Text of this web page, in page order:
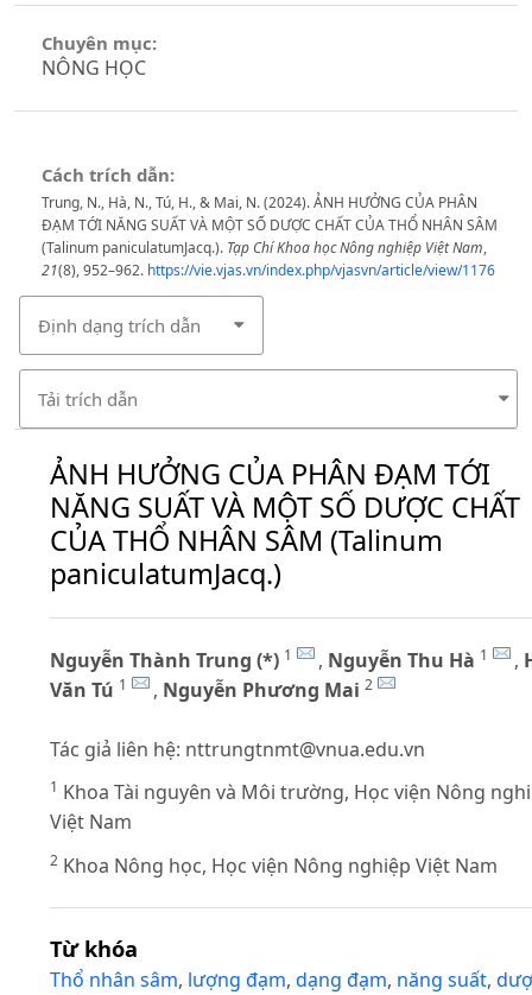
Chuyên mục:
NÔNG HỌC
Cách trích dẫn:
Trung, N., Hà, N., Tú, H., & Mai, N. (2024). ẢNH HƯỞNG CỦA PHÂN
ĐẠM TỚI NĂNG SUẤT VÀ MỘT SỐ DƯỢC CHẤT CỦA THỔ NHÂN SÂM
(Talinum paniculatumJacq.). Tạp Chí Khoa học Nông nghiệp Việt Nam,
21(8), 952–962. https://vie.vjas.vn/index.php/vjasvn/article/view/1176
Định dạng trích dẫn
Tải trích dẫn
ẢNH HƯỞNG CỦA PHÂN ĐẠM TỚI
NĂNG SUẤT VÀ MỘT SỐ DƯỢC CHẤT
CỦA THỔ NHÂN SÂM (Talinum
paniculatumJacq.)
Nguyễn Thành Trung (*) 1 , Nguyễn Thu Hà 1 ,
Văn Tú 1 , Nguyễn Phương Mai 2
Tác giả liên hệ: nttrungtnmt@vnua.edu.vn
1 Khoa Tài nguyên và Môi trường, Học viện Nông
Việt Nam
2 Khoa Nông học, Học viện Nông nghiệp Việt Nam
Từ khóa
Thổ nhân sâm, lượng đạm, dạng đạm, năng suất,